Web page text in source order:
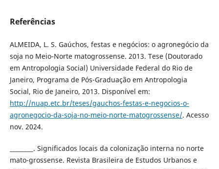
Referências
ALMEIDA, L. S. Gaúchos, festas e negócios: o agronegócio da
soja no Meio-Norte matogrossense. 2013. Tese (Doutorado
em Antropologia Social) Universidade Federal do Rio de
Janeiro, Programa de Pós-Graduação em Antropologia
Social, Rio de Janeiro, 2013. Disponível em:
http://nuap.etc.br/teses/gauchos-festas-e-negocios-o-
agronegocio-da-soja-no-meio-norte-matogrossense/. Acesso
nov. 2024.
________. Significados locais da colonização interna no norte
mato-grossense. Revista Brasileira de Estudos Urbanos e